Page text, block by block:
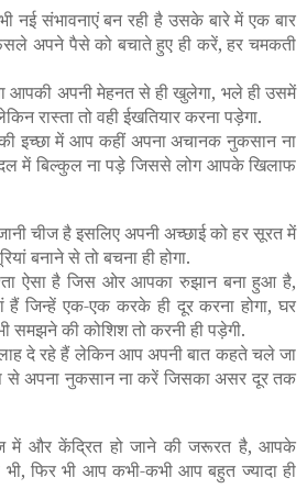
नई संभावनाएं बन रही है उसके बारे में एक बार
अपने पैसे को बचाते हुए ही करें, हर चमकती
आपकी अपनी मेहनत से ही खुलेगा, भले ही उसमें
रास्ता तो वही ईखतियार करना पड़ेगा.
इच्छा में आप कहीं अपना अचानक नुकसान ना
में बिल्कुल ना पड़े जिससे लोग आपके खिलाफ
चीज है इसलिए अपनी अच्छाई को हर सूरत में
बनाने से तो बचना ही होगा.
ऐसा है जिस ओर आपका रुझान बना हुआ है,
हैं जिन्हें एक-एक करके ही दूर करना होगा, घर
समझने की कोशिश तो करनी ही पड़ेगी.
दे रहे हैं लेकिन आप अपनी बात कहते चले जा
से अपना नुकसान ना करें जिसका असर दूर तक
में और केंद्रित हो जाने की जरूरत है, आपके
फिर भी आप कभी-कभी आप बहुत ज्यादा ही